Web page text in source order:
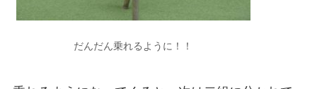
だんだん乗れるように！！